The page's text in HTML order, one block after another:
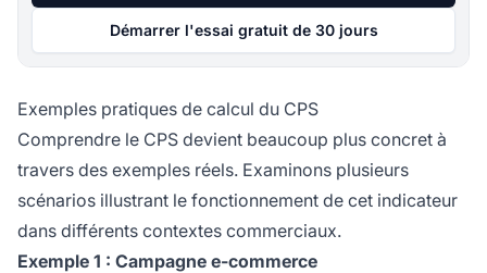
Démarrer l'essai gratuit de 30 jours
Exemples pratiques de calcul du CPS
Comprendre le CPS devient beaucoup plus concret à
travers des exemples réels. Examinons plusieurs
scénarios illustrant le fonctionnement de cet indicateur
dans différents contextes commerciaux.
Exemple 1 : Campagne e-commerce